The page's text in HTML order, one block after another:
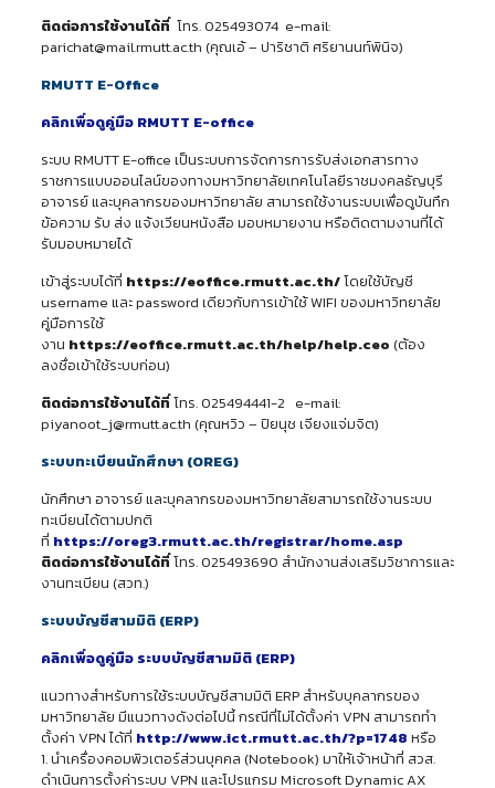
ติดต่อการใช้งานได้ที่ โทร. 025493074 e-mail:
parichat@mail.rmutt.ac.th (คุณเอ้ – ปาริชาติ ศริยานนท์พินิจ)
RMUTT E-Office
คลิกเพื่อดูคู่มือ RMUTT E-office
ระบบ RMUTT E-office เป็นระบบการจัดการการรับส่งเอกสารทาง
ราชการแบบออนไลน์ของทางมหาวิทยาลัยเทคโนโลยีราชมงคลธัญบุรี
อาจารย์ และบุคลากรของมหาวิทยาลัย สามารถใช้งานระบบเพื่อดูบันทึก
ข้อความ รับ ส่ง แจ้งเวียนหนังสือ มอบหมายงาน หรือติดตามงานที่ได้
รับมอบหมายได้
เข้าสู่ระบบได้ที่ https://eoffice.rmutt.ac.th/โดยใช้บัญชี
username และ password เดียวกับการเข้าใช้ WIFI ของมหาวิทยาลัย
คู่มือการใช้
งาน https://eoffice.rmutt.ac.th/help/help.ceo (ต้อง
ลงชื่อเข้าใช้ระบบก่อน)
ติดต่อการใช้งานได้ที่โทร. 025494441-2 e-mail:
piyanoot_j@rmutt.ac.th (คุณหวิว – ปิยนุช เจียงแจ่มจิต)
ระบบทะเบียนนักศึกษา (OREG)
นักศึกษา อาจารย์ และบุคลากรของมหาวิทยาลัยสามารถใช้งานระบบ
ทะเบียนได้ตามปกติ
ที่ https://oreg3.rmutt.ac.th/registrar/home.asp
ติดต่อการใช้งานได้ที่โทร. 025493690 สำนักงานส่งเสริมวิชาการและ
งานทะเบียน (สวท.)
ระบบบัญชีสามมิติ (ERP)
คลิกเพื่อดูคู่มือ ระบบบัญชีสามมิติ (ERP)
แนวทางสำหรับการใช้ระบบบัญชีสามมิติ ERP สำหรับบุคลากรของ
มหาวิทยาลัย มีแนวทางดังต่อไปนี้ กรณีที่ไม่ได้ตั้งค่า VPN สามารถทำ
ตั้งค่า VPN ได้ที่ http://www.ict.rmutt.ac.th/?p=1748 หรือ
1. นำเครื่องคอมพิวเตอร์ส่วนบุคคล (Notebook) มาให้เจ้าหน้าที่ สวส.
ดำเนินการตั้งค่าระบบ VPN และโปรแกรม Microsoft Dynamic AX